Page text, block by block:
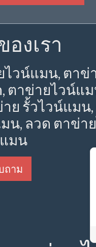
งเรา
ไวน์แมน, ตาข่
ตาข่ายไวน์แ
ย รั้วไวน์แมน
น, ลวด ตาข่า
มน
ถาม